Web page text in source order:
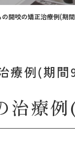
の開咬の矯正治療例(期
療例(期間
治療